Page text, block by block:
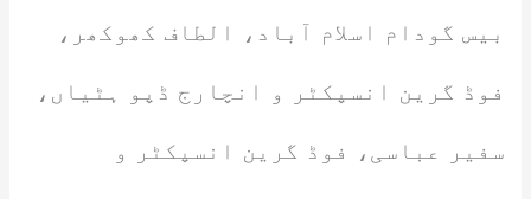
بیس گودام اسلام آباد، الطاف کھوکھر،
فوڈ گرین انسپکٹر و انچارج ڈپو ہٹیاں،
سفیر عباسی، فوڈ گرین انسپکٹر و